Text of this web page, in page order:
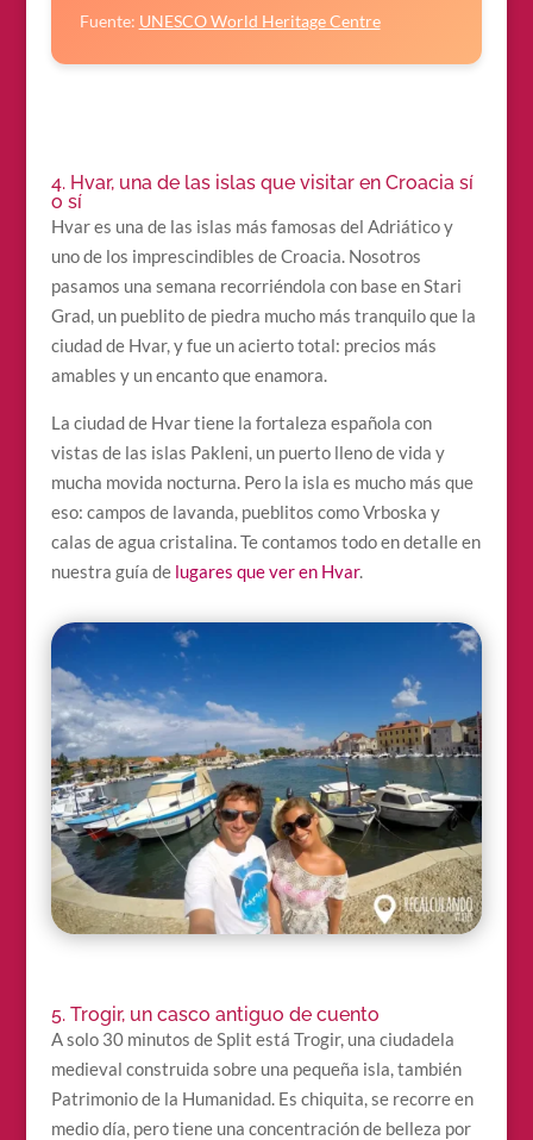
Fuente: UNESCO World Heritage Centre
4. Hvar, una de las islas que visitar en Croacia sí
o sí
Hvar es una de las islas más famosas del Adriático y
uno de los imprescindibles de Croacia. Nosotros
pasamos una semana recorriéndola con base en Stari
Grad, un pueblito de piedra mucho más tranquilo que la
ciudad de Hvar, y fue un acierto total: precios más
amables y un encanto que enamora.
La ciudad de Hvar tiene la fortaleza española con
vistas de las islas Pakleni, un puerto lleno de vida y
mucha movida nocturna. Pero la isla es mucho más que
eso: campos de lavanda, pueblitos como Vrboska y
calas de agua cristalina. Te contamos todo en detalle en
nuestra guía de lugares que ver en Hvar.
5. Trogir, un casco antiguo de cuento
A solo 30 minutos de Split está Trogir, una ciudadela
medieval construida sobre una pequeña isla, también
Patrimonio de la Humanidad. Es chiquita, se recorre en
medio día, pero tiene una concentración de belleza por